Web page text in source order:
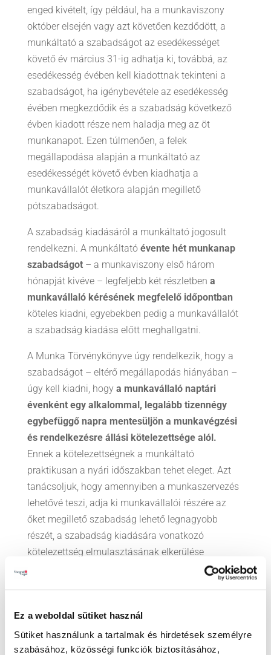
Ez a weboldal sütiket használ
Sütiket használunk a tartalmak és hirdetések személyre
szabásához, közösségi funkciók biztosításához,
enged kivételt, így például, ha a munkaviszony
október elsején vagy azt követően kezdődött, a
munkáltató a szabadságot az esedékességet
követő év március 31-ig adhatja ki, továbbá, az
esedékesség évében kell kiadottnak tekinteni a
szabadságot, ha igénybevétele az esedékesség
évében megkezdődik és a szabadság következő
évben kiadott része nem haladja meg az öt
munkanapot. Ezen túlmenően, a felek
megállapodása alapján a munkáltató az
esedékességét követő évben kiadhatja a
munkavállalót életkora alapján megillető
pótszabadságot.
A szabadság kiadásáról a munkáltató jogosult
rendelkezni. A munkáltató évente hét munkanap
szabadságot – a munkaviszony első három
hónapját kivéve – legfeljebb két részletben a
munkavállaló kérésének megfelelő időpontban
köteles kiadni, egyebekben pedig a munkavállalót
a szabadság kiadása előtt meghallgatni.
A Munka Törvénykönyve úgy rendelkezik, hogy a
szabadságot – eltérő megállapodás hiányában –
úgy kell kiadni, hogy a munkavállaló naptári
évenként egy alkalommal, legalább tizennégy
egybefüggő napra mentesüljön a munkavégzési
és rendelkezésre állási kötelezettsége alól.
Ennek a kötelezettségnek a munkáltató
praktikusan a nyári időszakban tehet eleget. Azt
tanácsoljuk, hogy amennyiben a munkaszervezés
lehetővé teszi, adja ki munkavállalói részére az
őket megillető szabadság lehető legnagyobb
részét, a szabadság kiadására vonatkozó
kötelezettség elmulasztásának elkerülése
érdekében.